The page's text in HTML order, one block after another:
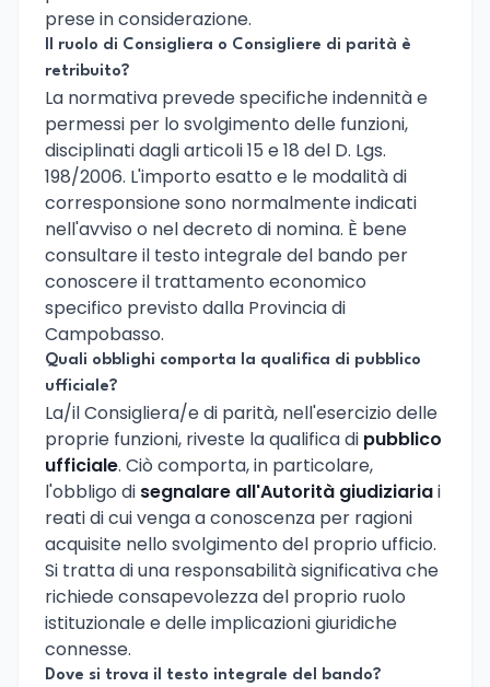
prese in considerazione.
Il ruolo di Consigliera o Consigliere di parità è
retribuito?
La normativa prevede specifiche indennità e
permessi per lo svolgimento delle funzioni,
disciplinati dagli articoli 15 e 18 del D. Lgs.
198/2006. L'importo esatto e le modalità di
corresponsione sono normalmente indicati
nell'avviso o nel decreto di nomina. È bene
consultare il testo integrale del bando per
conoscere il trattamento economico
specifico previsto dalla Provincia di
Campobasso.
Quali obblighi comporta la qualifica di pubblico
ufficiale?
La/il Consigliera/e di parità, nell'esercizio delle
proprie funzioni, riveste la qualifica di pubblico
ufficiale. Ciò comporta, in particolare,
l'obbligo di segnalare all'Autorità giudiziariai
reati di cui venga a conoscenza per ragioni
acquisite nello svolgimento del proprio ufficio.
Si tratta di una responsabilità significativa che
richiede consapevolezza del proprio ruolo
istituzionale e delle implicazioni giuridiche
connesse.
Dove si trova il testo integrale del bando?